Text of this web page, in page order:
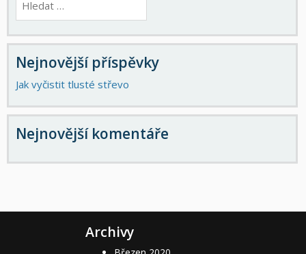
Nejnovější příspěvky
Jak vyčistit tlusté střevo
Nejnovější komentáře
Archivy